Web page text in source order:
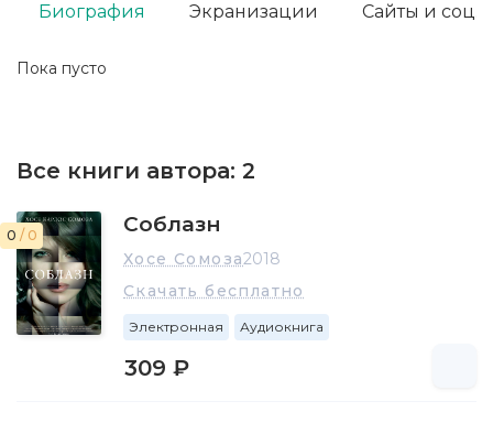
Пока пусто
Биография Экранизации Сайты и соц.
Все книги автора: 2
0 / 0 Соблазн
Хосе Сомоза2018
Скачать бесплатно
Электронная Аудиокнига
309 ₽